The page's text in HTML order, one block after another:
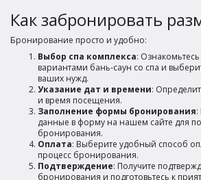
Как забронировать
Бронирование просто и удобно:
Выбор спа комплекса:
вариантами бань-саун со спа и
ваших нужд.
Указание дат и времени:
и время посещения.
Заполнение формы бронирования
данные в форму на нашем сайте для
бронирования.
Оплата: Выберите удобный способ
процесс бронирования.
Подтверждение: Получите
бронирования и подготовьтесь к